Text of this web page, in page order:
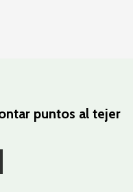
puntos al tejer